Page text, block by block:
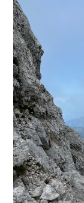
PLEZALNI